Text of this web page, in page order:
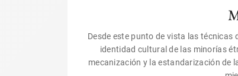
Desde este punto de vista las
identidad cultural de las minorías
mecanización y la estandarización de